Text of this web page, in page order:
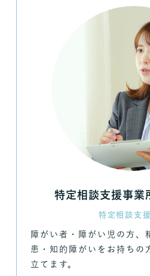
特定相談支援事業
特定相談支
障がい者・障がい児の方、
患・知的障がいをお持ちの
立てます。